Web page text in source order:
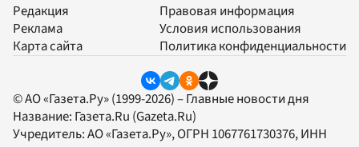
Редакция
Реклама
Карта сайта
Правовая информация
Условия использования
Политика конфиденциальности
© АО «Газета.Ру» (1999-2026) – Главные новости дня
Название: Газета.Ru (Gazeta.Ru)
Учредитель:АО «Газета.Ру», ОГРН 1067761730376, ИНН